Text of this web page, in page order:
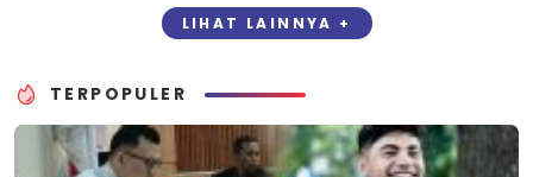
LIHAT LAINNYA +
TERPOPULER